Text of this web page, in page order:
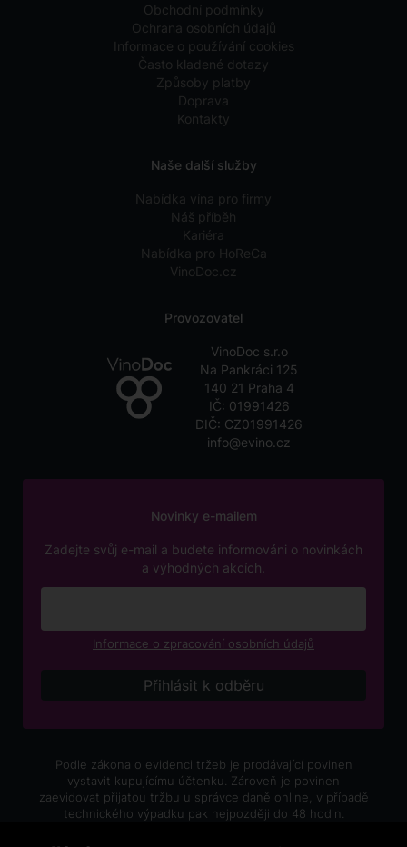
Obchodní podmínky
Ochrana osobních údajů
Informace o používání cookies
Často kladené dotazy
Způsoby platby
Doprava
Kontakty
Naše další služby
Nabídka vína pro firmy
Náš příběh
Kariéra
Nabídka pro HoReCa
VinoDoc.cz
Provozovatel
VinoDoc s.r.o
Na Pankráci 125
140 21 Praha 4
IČ: 01991426
DIČ: CZ01991426
info@evino.cz
Novinky e-mailem
Zadejte svůj e-mail a budete informováni o novinkách
a výhodných akcích.
Informace o zpracování osobních údajů
Podle zákona o evidenci tržeb je prodávající povinen
vystavit kupujícímu účtenku. Zároveň je povinen
zaevidovat přijatou tržbu u správce daně online, v případě
technického výpadku pak nejpozději do 48 hodin.